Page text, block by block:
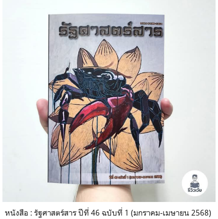
หนังสือ : รัฐศาสตร์สาร ปีที่ 46 ฉบับที่ 1 (มกราคม-เมษายน 2568)